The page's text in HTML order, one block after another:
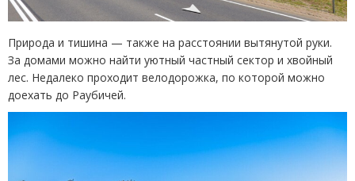
Природа и тишина — также на расстоянии вытянутой руки.
За домами можно найти уютный частный сектор и хвойный
лес. Недалеко проходит велодорожка, по которой можно
доехать до Раубичей.